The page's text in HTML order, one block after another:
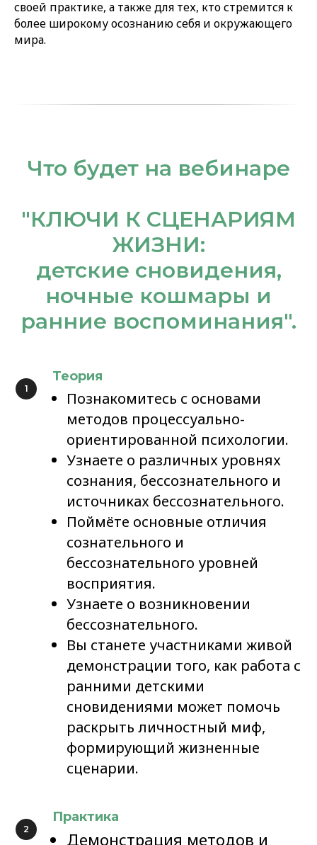
своей практике, а также для тех, кто стремится к
более широкому осознанию себя и окружающего
мира.
Что будет на вебинаре
"КЛЮЧИ К СЦЕНАРИЯМ
ЖИЗНИ:
детские сновидения,
ночные кошмары и
ранние воспоминания".
Теория
Познакомитесь с основами
методов процессуально-
ориентированной психологии.
Узнаете о различных уровнях
сознания, бессознательного и
источниках бессознательного.
Поймёте основные отличия
сознательного и
бессознательного уровней
восприятия.
Узнаете о возникновении
бессознательного.
Вы станете участниками живой
демонстрации того, как работа с
ранними детскими
сновидениями может помочь
раскрыть личностный миф,
формирующий жизненные
сценарии.
Практика
Демонстрация методов и